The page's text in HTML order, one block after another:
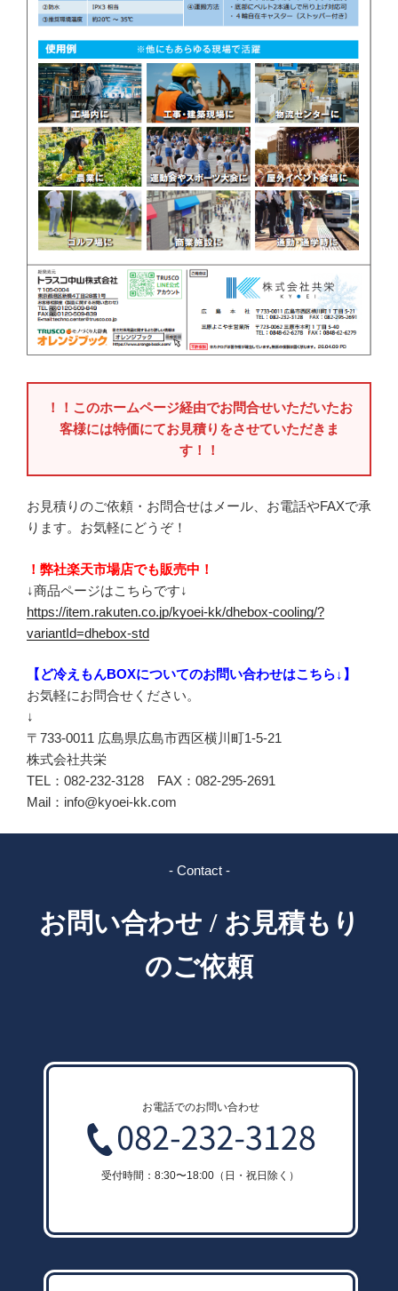
！！このホームページ経由でお問合せいただいたお
客様には特価にてお見積りをさせていただきま
す！！
お見積りのご依頼・お問合せはメール、お電話やFAXで承
ります。お気軽にどうぞ！
！弊社楽天市場店でも販売中！
↓商品ページはこちらです↓
https://item.rakuten.co.jp/kyoei-kk/dhebox-cooling/?
variantId=dhebox-std
【ど冷えもんBOXについてのお問い合わせはこちら↓】
お気軽にお問合せください。
↓
〒733-0011 広島県広島市西区横川町1-5-21
株式会社共栄
TEL：082-232-3128 FAX：082-295-2691
Mail：info@kyoei-kk.com
- Contact -
お問い合わせ / お見積もり
のご依頼
お電話でのお問い合わせ
受付時間：8:30〜18:00（日・祝日除く）